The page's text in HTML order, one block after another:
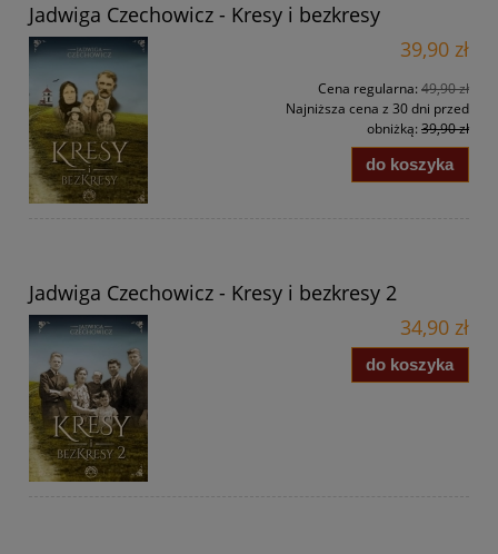
Jadwiga Czechowicz - Kresy i bezkresy
39,90 zł
Cena regularna: 49,90 zł
Najniższa cena z 30 dni przed
obniżką: 39,90 zł
do koszyka
Jadwiga Czechowicz - Kresy i bezkresy 2
34,90 zł
do koszyka